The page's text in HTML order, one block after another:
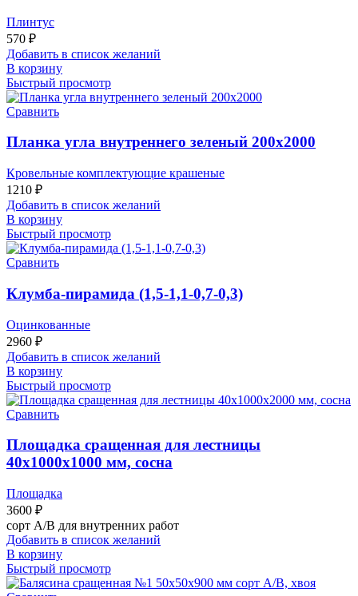
Плинтус
570 ₽
Добавить в список желаний
В корзину
Быстрый просмотр
Сравнить
Планка угла внутреннего зеленый 200х2000
Кровельные комплектующие крашеные
1210 ₽
Добавить в список желаний
В корзину
Быстрый просмотр
Сравнить
Клумба-пирамида (1,5-1,1-0,7-0,3)
Оцинкованные
2960 ₽
Добавить в список желаний
В корзину
Быстрый просмотр
Сравнить
Площадка сращенная для лестницы
40х1000х1000 мм, сосна
Площадка
3600 ₽
сорт А/В для внутренних работ
Добавить в список желаний
В корзину
Быстрый просмотр